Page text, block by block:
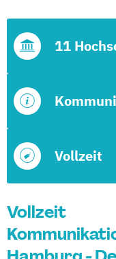
Vollzeit
11
Vollzeit